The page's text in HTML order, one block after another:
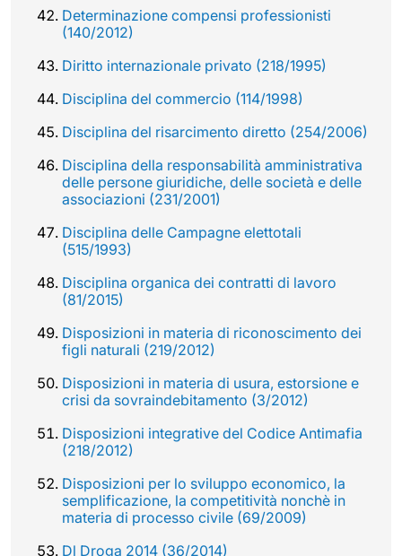
Determinazione compensi professionisti
(140/2012)
Diritto internazionale privato (218/1995)
Disciplina del commercio (114/1998)
Disciplina del risarcimento diretto (254/2006)
Disciplina della responsabilità amministrativa
delle persone giuridiche, delle società e delle
associazioni (231/2001)
Disciplina delle Campagne elettotali
(515/1993)
Disciplina organica dei contratti di lavoro
(81/2015)
Disposizioni in materia di riconoscimento dei
figli naturali (219/2012)
Disposizioni in materia di usura, estorsione e
crisi da sovraindebitamento (3/2012)
Disposizioni integrative del Codice Antimafia
(218/2012)
Disposizioni per lo sviluppo economico, la
semplificazione, la competitività nonchè in
materia di processo civile (69/2009)
Dl Droga 2014 (36/2014)